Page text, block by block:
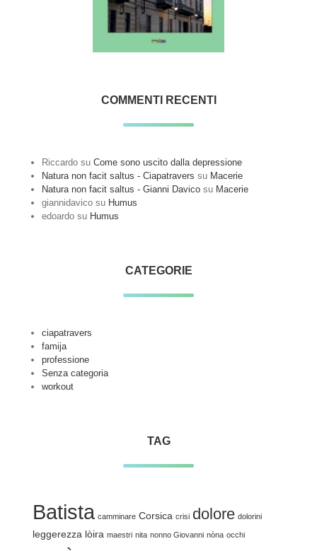
COMMENTI RECENTI
Riccardo suCome sono uscito dalla depressione
Natura non facit saltus - Ciapatravers su Macerie
Natura non facit saltus - Gianni Davico su Macerie
giannidavico su Humus
edoardo su Humus
CATEGORIE
ciapatravers
famija
professione
Senza categoria
workout
TAG
Batista camminare Corsica crisi dolore dolorini
leggerezza lòira maestri nita nonno Giovanni nòna occhi